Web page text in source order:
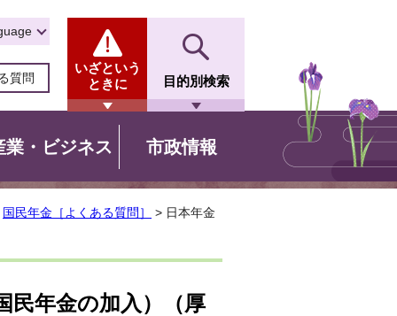
質問
いざという
ときに
目的別検索
業・ビジネス 市政情報
国民年金［よくある質問］ > 日本年金
民年金の加入）（厚